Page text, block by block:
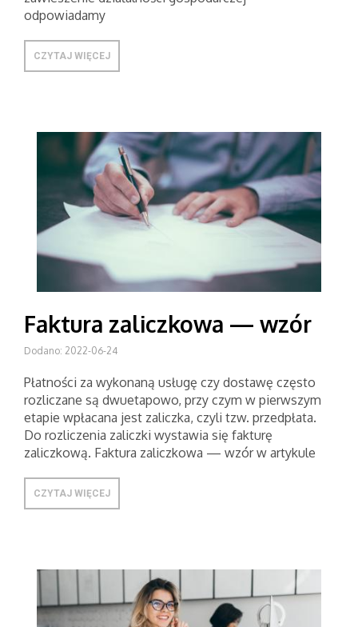
odpowiadamy
CZYTAJ WIĘCEJ
Faktura zaliczkowa — wzór
Dodano: 2022-06-24
Płatności za wykonaną usługę czy dostawę często
rozliczane są dwuetapowo, przy czym w pierwszym
etapie wpłacana jest zaliczka, czyli tzw. przedpłata.
Do rozliczenia zaliczki wystawia się fakturę
zaliczkową. Faktura zaliczkowa — wzór w artykule
CZYTAJ WIĘCEJ